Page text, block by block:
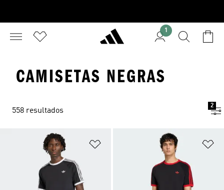
1
CAMISETAS NEGRAS
558 resultados
2
Añadir a la lista de deseos